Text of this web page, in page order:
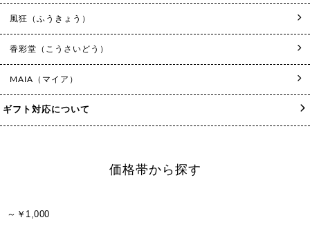
風狂（ふうきょう）
香彩堂（こうさいどう）
MAIA（マイア）
ギフト対応について
価格帯から探す
～￥1,000